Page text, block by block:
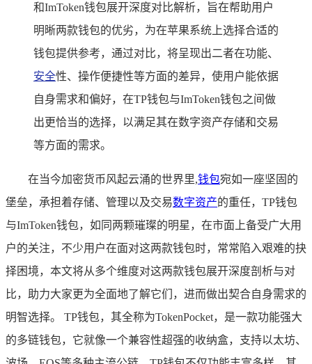
和ImToken钱包展开深度对比解析，旨在帮助用户
明晰两款钱包的优劣，为在苹果系统上选择合适的
钱包提供参考，通过对比，将呈现出二者在功能、
安全性、操作便捷性等方面的差异，使用户能依据
自身需求和偏好，在TP钱包与ImToken钱包之间做
出更恰当的选择，以满足其在数字资产存储和交易
等方面的需求。
在当今加密货币风起云涌的世界里,钱包宛如一座坚固的
堡垒，承担着存储、管理以及交易数字资产的重任，TP钱包
与ImToken钱包，如同两颗璀璨的明星，在市面上备受广大用
户的关注，不少用户在面对这两款钱包时，常常陷入艰难的抉
择困境，本文将从多个维度对这两款钱包展开深度剖析与对
比，助力大家更为全面地了解它们，进而做出契合自身需求的
明智选择。 TP钱包，其全称为TokenPocket，是一款功能强大
的多链钱包，它就像一个兼容性超强的收纳盒，支持以太坊、